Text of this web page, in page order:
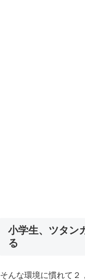
小学生、ツタン
る
そんな環境に慣れて